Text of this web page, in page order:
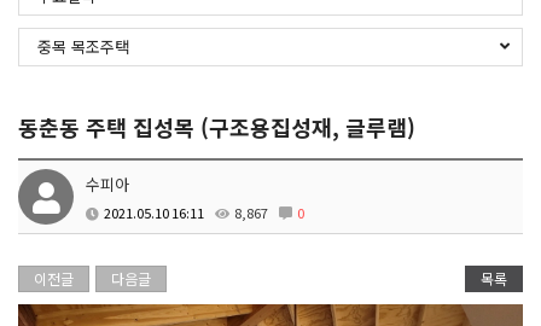
중목 목조주택
동춘동 주택 집성목 (구조용집성재, 글루램)
수피아
2021.05.10 16:11 8,867 0
이전글 다음글 목록